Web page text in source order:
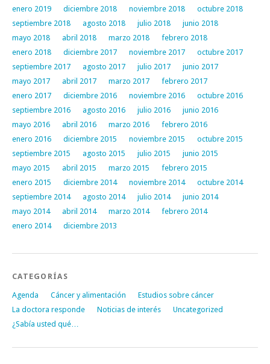
enero 2019
diciembre 2018 noviembre 2018
octubre 2018
septiembre 2018
agosto 2018 julio 2018
junio 2018
mayo 2018
abril 2018 marzo 2018
febrero 2018
enero 2018
diciembre 2017 noviembre 2017
octubre 2017
septiembre 2017
agosto 2017 julio 2017
junio 2017
mayo 2017
abril 2017 marzo 2017
febrero 2017
enero 2017
diciembre 2016 noviembre 2016
octubre 2016
septiembre 2016
agosto 2016 julio 2016
junio 2016
mayo 2016
abril 2016 marzo 2016
febrero 2016
enero 2016
diciembre 2015 noviembre 2015
octubre 2015
septiembre 2015
agosto 2015 julio 2015
junio 2015
mayo 2015
abril 2015 marzo 2015
febrero 2015
enero 2015
diciembre 2014 noviembre 2014
octubre 2014
septiembre 2014
agosto 2014 julio 2014
junio 2014
mayo 2014
abril 2014 marzo 2014
febrero 2014
enero 2014
diciembre 2013
CATEGORÍAS
Agenda Cáncer y alimentación
Estudios sobre cáncer
La doctora responde
Noticias de interés
Uncategorized
¿Sabía usted qué…